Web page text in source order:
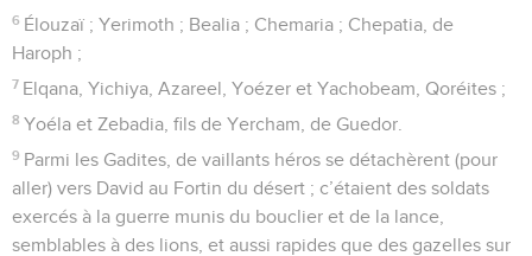
6 Élouzaï ; Yerimoth ; Bealia ; Chemaria ; Chepatia, de
Haroph ;
7 Elqana, Yichiya, Azareel, Yoézer et Yachobeam, Qoréites ;
8 Yoéla et Zebadia, fils de Yercham, de Guedor.
9 Parmi les Gadites, de vaillants héros se détachèrent (pour
aller) vers David au Fortin du désert ; c’étaient des soldats
exercés à la guerre munis du bouclier et de la lance,
semblables à des lions, et aussi rapides que des gazelles sur